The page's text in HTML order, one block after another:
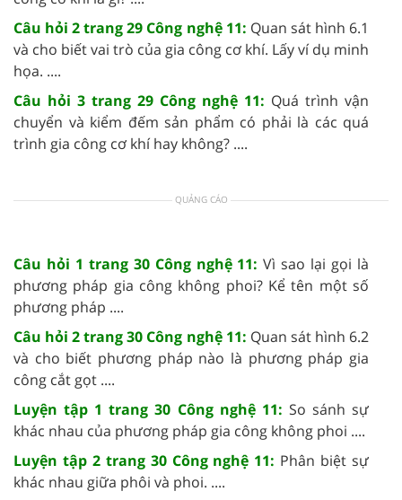
Câu hỏi 2 trang 29 Công nghệ 11: Quan sát hình 6.1
và cho biết vai trò của gia công cơ khí. Lấy ví dụ minh
họa. ....
Câu hỏi 3 trang 29 Công nghệ 11: Quá trình vận
chuyển và kiểm đếm sản phẩm có phải là các quá
trình gia công cơ khí hay không? ....
QUẢNG CÁO
Câu hỏi 1 trang 30 Công nghệ 11:Vì sao lại gọi là
phương pháp gia công không phoi? Kể tên một số
phương pháp ....
Câu hỏi 2 trang 30 Công nghệ 11: Quan sát hình 6.2
và cho biết phương pháp nào là phương pháp gia
công cắt gọt ....
Luyện tập 1 trang 30 Công nghệ 11: So sánh sự
khác nhau của phương pháp gia công không phoi ....
Luyện tập 2 trang 30 Công nghệ 11: Phân biệt sự
khác nhau giữa phôi và phoi. ....